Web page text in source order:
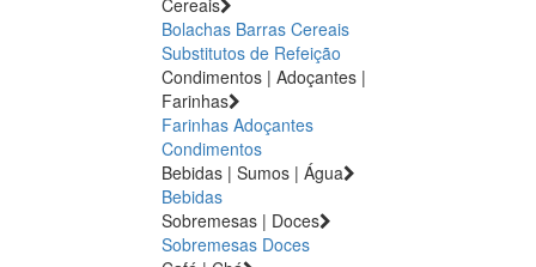
Bolachas Barras Cereais
Substitutos de Refeição
Condimentos | Adoçantes |
Farinhas
Farinhas Adoçantes
Condimentos
Bebidas | Sumos | Água
Bebidas
Sobremesas | Doces
Sobremesas Doces